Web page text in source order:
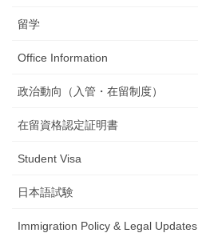
留学
Office Information
政治動向（入管・在留制度）
在留資格認定証明書
Student Visa
日本語試験
Immigration Policy & Legal Updates